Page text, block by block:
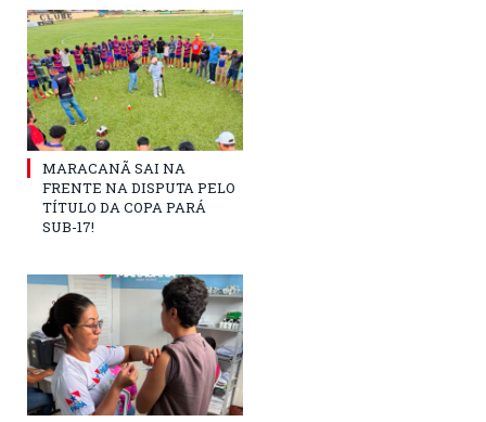
MARACANÃ SAI NA
FRENTE NA DISPUTA PELO
TÍTULO DA COPA PARÁ
SUB-17!